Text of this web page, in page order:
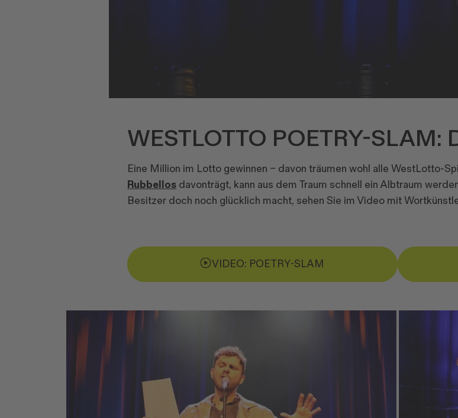
WESTLOTTO POETRY-SLAM:
Eine Million im Lotto gewinnen – davon träumen wohl alle WestLotto-
Rubbellos davonträgt, kann aus dem Traum schnell ein Albtraum
Besitzer doch noch glücklich macht, sehen Sie im Video mit
VIDEO: POETRY-SLAM